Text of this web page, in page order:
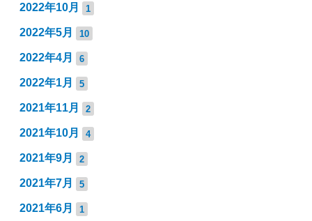
2022年10月 1
2022年5月 10
2022年4月 6
2022年1月 5
2021年11月 2
2021年10月 4
2021年9月 2
2021年7月 5
2021年6月 1